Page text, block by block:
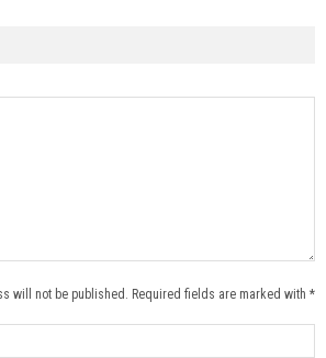
will not be published. Required fields are marked with *